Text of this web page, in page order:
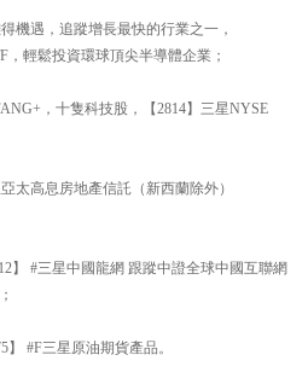
機遇，追蹤增長最快的行業之一，
，輕鬆投資環球頂尖半導體企業；
，十隻科技股，【2814】三星NYSE
太高息房地產信託（新西蘭除外）
】 #三星中國龍網 跟蹤中證全球中國互聯網
#F三星原油期貨產品。